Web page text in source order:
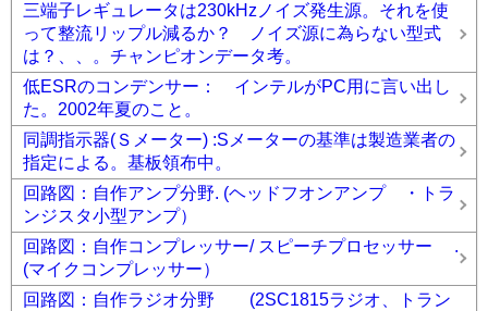
三端子レギュレータは230kHzノイズ発生源。それを使
って整流リップル減るか？ ノイズ源に為らない型式
は？、、。チャンピオンデータ考。
低ESRのコンデンサー： インテルがPC用に言い出し
た。2002年夏のこと。
同調指示器(Ｓメーター) :Sメーターの基準は製造業者の
指定による。基板領布中。
回路図：自作アンプ分野. (ヘッドフオンアンプ ・トラ
ンジスタ小型アンプ）
回路図：自作コンプレッサー/ スピーチプロセッサー .
(マイクコンプレッサー）
回路図：自作ラジオ分野 (2SC1815ラジオ、トラン